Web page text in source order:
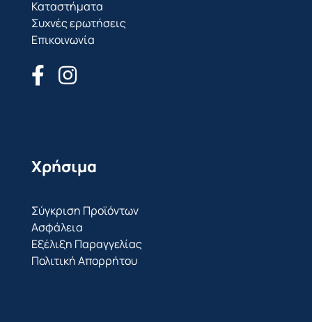
Καταστήματα
Συχνές ερωτήσεις
Επικοινωνία
Χρήσιμα
Σύγκριση Προϊόντων
Ασφάλεια
Εξέλιξη Παραγγελίας
Πολιτική Απορρήτου